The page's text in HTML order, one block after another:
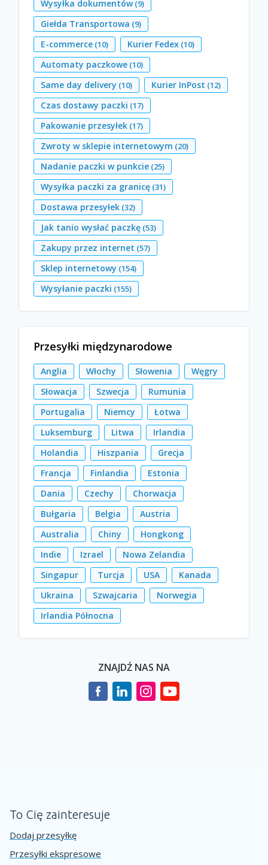
ZNAJDŹ NAS NA
Wysyłka dokumentów(9)
Giełda Transportowa (9)
E-commerce (10) Kurier Fedex (10)
Automaty paczkowe (10)
Same day delivery (10) Kurier InPost (12)
Czas dostawy paczki (17)
Pakowanie przesyłek (17)
Zwroty w sklepie internetowym (20)
Nadanie paczki w punkcie (25)
Wysyłka paczki za granicę (31)
Dostawa przesyłek (32)
Jak tanio wysłać paczkę (53)
Zakupy przez internet (57)
Sklep internetowy (154)
Wysyłanie paczki (155)
Przesyłki międzynarodowe
Anglia Włochy Słowenia
Węgry
Słowacja
Szwecja
Rumunia
Portugalia
Niemcy
Łotwa
Luksemburg
Litwa
Irlandia
Holandia
Hiszpania
Grecja
Francja
Finlandia
Estonia
Dania
Czechy
Chorwacja
Bułgaria
Belgia
Austria
Australia
Chiny
Hongkong
Indie
Izrael
Nowa Zelandia
Singapur
Turcja USA
Kanada
Ukraina
Szwajcaria
Norwegia
Irlandia Północna
To Cię zainteresuje
Dodaj przesyłkę
Przesyłki ekspresowe